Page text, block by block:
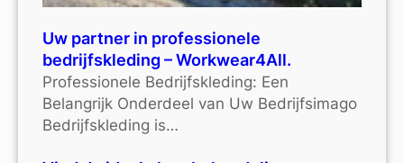
Uw partner in professionele
bedrijfskleding – Workwear4All.
Professionele Bedrijfskleding: Een
Belangrijk Onderdeel van Uw Bedrijfsimago
Bedrijfskleding is…